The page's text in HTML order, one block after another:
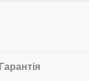
Гарантія